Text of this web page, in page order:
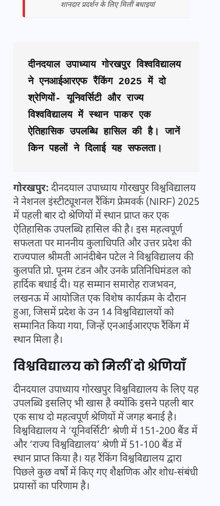
शानदार प्रदर्शन के लिए मिलीं बधाइयां
दीनदयाल उपाध्याय गोरखपुर विश्वविद्यालय
ने एनआईआरएफ रैंकिंग 2025 में दो
श्रेणियों- यूनिवर्सिटी और राज्य
विश्वविद्यालय में स्थान पाकर एक
ऐतिहासिक उपलब्धि हासिल की है। जानें
किन पहलों ने दिलाई यह सफलता।
गोरखपुर: दीनदयाल उपाध्याय गोरखपुर विश्वविद्यालय
ने नेशनल इंस्टीट्यूशनल रैंकिंग फ्रेमवर्क (NIRF) 2025
में पहली बार दो श्रेणियों में स्थान प्राप्त कर एक
ऐतिहासिक उपलब्धि हासिल की है। इस महत्वपूर्ण
सफलता पर माननीय कुलाधिपति और उत्तर प्रदेश की
राज्यपाल श्रीमती आनंदीबेन पटेल ने विश्वविद्यालय की
कुलपति प्रो. पूनम टंडन और उनके प्रतिनिधिमंडल को
हार्दिक बधाई दी। यह सम्मान समारोह राजभवन,
लखनऊ में आयोजित एक विशेष कार्यक्रम के दौरान
हुआ, जिसमें प्रदेश के उन 14 विश्वविद्यालयों को
सम्मानित किया गया, जिन्हें एनआईआरएफ रैंकिंग में
स्थान मिला है।
विश्वविद्यालय को मिलीं दो श्रेणियाँ
दीनदयाल उपाध्याय गोरखपुर विश्वविद्यालय के लिए यह
उपलब्धि इसलिए भी खास है क्योंकि इसने पहली बार
एक साथ दो महत्वपूर्ण श्रेणियों में जगह बनाई है।
विश्वविद्यालय ने ‘यूनिवर्सिटी’ श्रेणी में 151-200 बैंड में
और ‘राज्य विश्वविद्यालय’ श्रेणी में 51-100 बैंड में
स्थान प्राप्त किया है। यह रैंकिंग विश्वविद्यालय द्वारा
पिछले कुछ वर्षों में किए गए शैक्षणिक और शोध-संबंधी
प्रयासों का परिणाम है।